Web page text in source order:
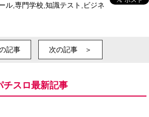
ル 専門学校 知識テスト ビジネ
記事 次の記事 ＞
チスロ最新記事